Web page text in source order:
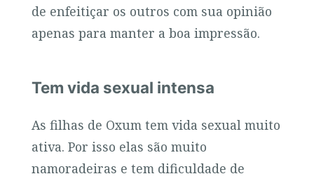
de enfeitiçar os outros com sua opinião
apenas para manter a boa impressão.
Tem vida sexual intensa
As filhas de Oxum tem vida sexual muito
ativa. Por isso elas são muito
namoradeiras e tem dificuldade de